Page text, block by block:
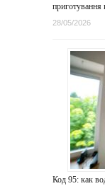
приготування
28/05/2026
Код 95: как